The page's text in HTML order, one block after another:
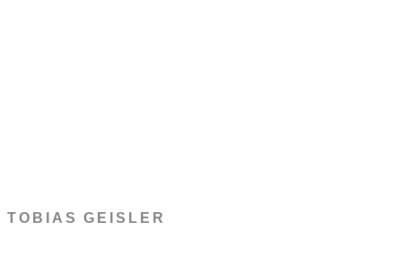
TOBIAS GEISLER